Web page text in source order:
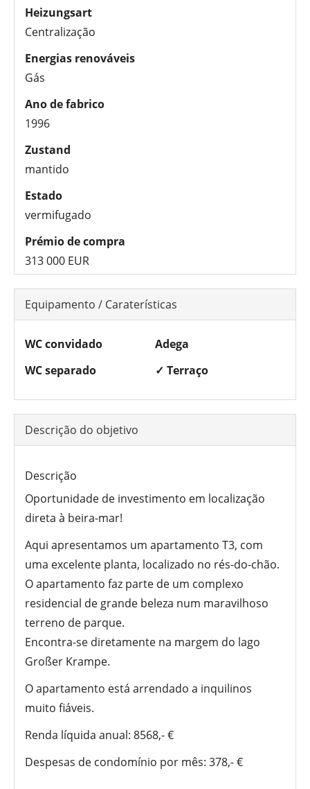
Heizungsart
Centralização
Energias renováveis
Gás
Ano de fabrico
1996
Zustand
mantido
Estado
vermifugado
Prémio de compra
313 000 EUR
Equipamento / Caraterísticas
WC convidado
Adega
WC separado
✓ Terraço
Descrição do objetivo
Descrição
Oportunidade de investimento em localização
direta à beira-mar!
Aqui apresentamos um apartamento T3, com
uma excelente planta, localizado no rés-do-chão.
O apartamento faz parte de um complexo
residencial de grande beleza num maravilhoso
terreno de parque.
Encontra-se diretamente na margem do lago
Großer Krampe.
O apartamento está arrendado a inquilinos
muito fiáveis.
Renda líquida anual: 8568,- €
Despesas de condomínio por mês: 378,- €